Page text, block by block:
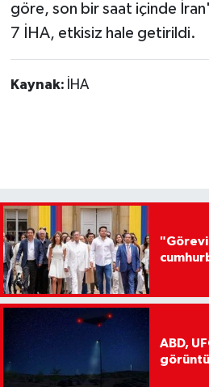
göre, son bir saat içinde
7 İHA, etkisiz hale getirildi.
Kaynak: İHA
ABD,
görüntü